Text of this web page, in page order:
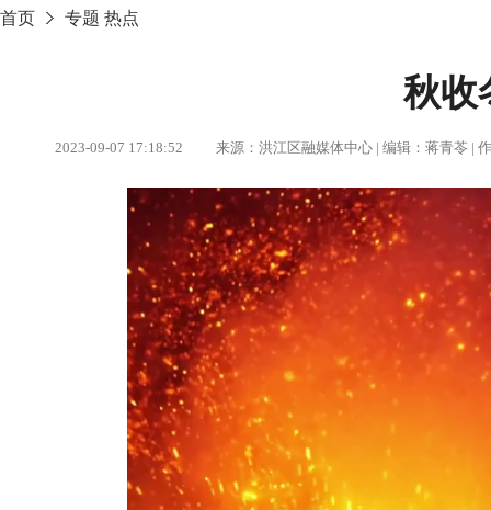
首页 专题 热点
秋收
2023-09-07 17:18:52 来源：洪江区融媒体中心 | 编辑：蒋青苓